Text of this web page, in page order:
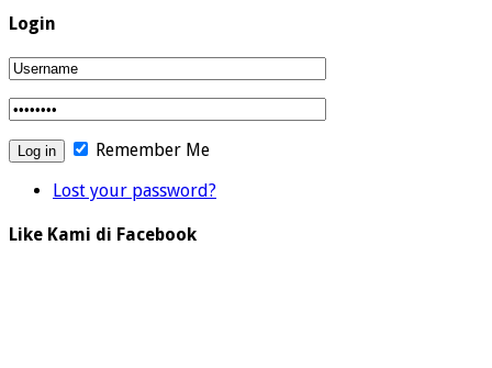
Login
Remember Me
Lost your password?
Like Kami di Facebook